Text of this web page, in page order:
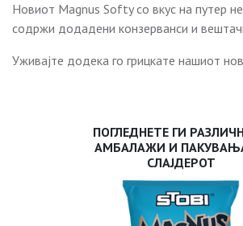
Новиот Magnus Softy со вкус на путер
содржи додадени конзерванси и
Уживајте додека го грицкате нашиот
ПОГЛЕДНЕТЕ ГИ
АМБАЛАЖИ И
СЛАЈДЕРОТ